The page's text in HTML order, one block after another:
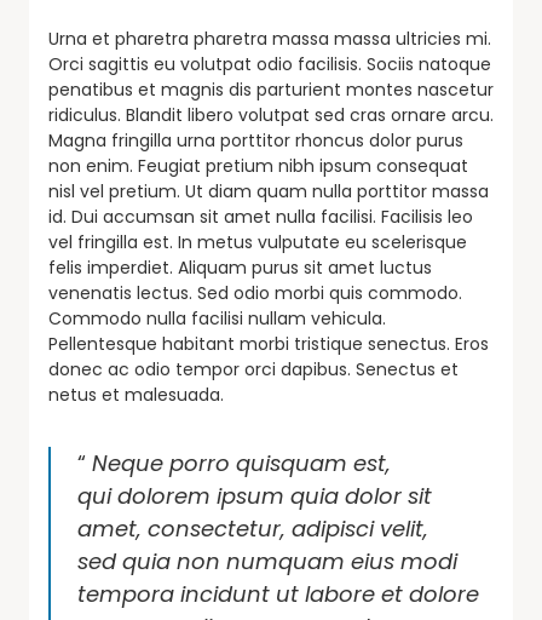
Urna et pharetra pharetra massa massa ultricies mi.
Orci sagittis eu volutpat odio facilisis. Sociis natoque
penatibus et magnis dis parturient montes nascetur
ridiculus. Blandit libero volutpat sed cras ornare arcu.
Magna fringilla urna porttitor rhoncus dolor purus
non enim. Feugiat pretium nibh ipsum consequat
nisl vel pretium. Ut diam quam nulla porttitor massa
id. Dui accumsan sit amet nulla facilisi. Facilisis leo
vel fringilla est. In metus vulputate eu scelerisque
felis imperdiet. Aliquam purus sit amet luctus
venenatis lectus. Sed odio morbi quis commodo.
Commodo nulla facilisi nullam vehicula.
Pellentesque habitant morbi tristique senectus. Eros
donec ac odio tempor orci dapibus. Senectus et
netus et malesuada.
“ Neque porro quisquam est,
qui dolorem ipsum quia dolor sit
amet, consectetur, adipisci velit,
sed quia non numquam eius modi
tempora incidunt ut labore et dolore